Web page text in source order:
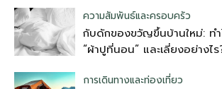
ความสัมพันธ์และครอบครัว
กับดักของขวัญขึ้นบ้านใหม่: ทำ
“ผ้าปูที่นอน” และเลี่ยงอย่างไร
การเดินทางและท่องเที่ยว